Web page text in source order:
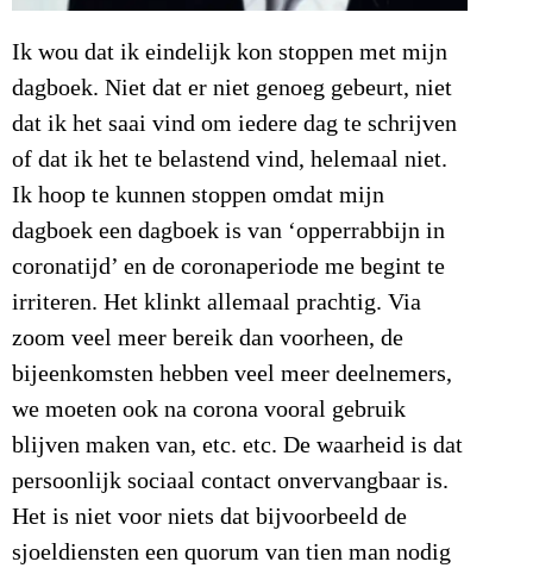
Ik wou dat ik eindelijk kon stoppen met mijn
dagboek. Niet dat er niet genoeg gebeurt, niet
dat ik het saai vind om iedere dag te schrijven
of dat ik het te belastend vind, helemaal niet.
Ik hoop te kunnen stoppen omdat mijn
dagboek een dagboek is van ‘opperrabbijn in
coronatijd’ en de coronaperiode me begint te
irriteren. Het klinkt allemaal prachtig. Via
zoom veel meer bereik dan voorheen, de
bijeenkomsten hebben veel meer deelnemers,
we moeten ook na corona vooral gebruik
blijven maken van, etc. etc. De waarheid is dat
persoonlijk sociaal contact onvervangbaar is.
Het is niet voor niets dat bijvoorbeeld de
sjoeldiensten een quorum van tien man nodig